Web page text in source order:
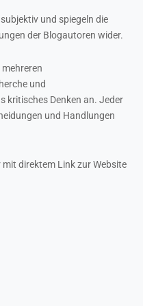
und spiegeln die
der Blogautoren wider.
und
kritisches Denken an. Jeder
und Handlungen
direktem Link zur Website